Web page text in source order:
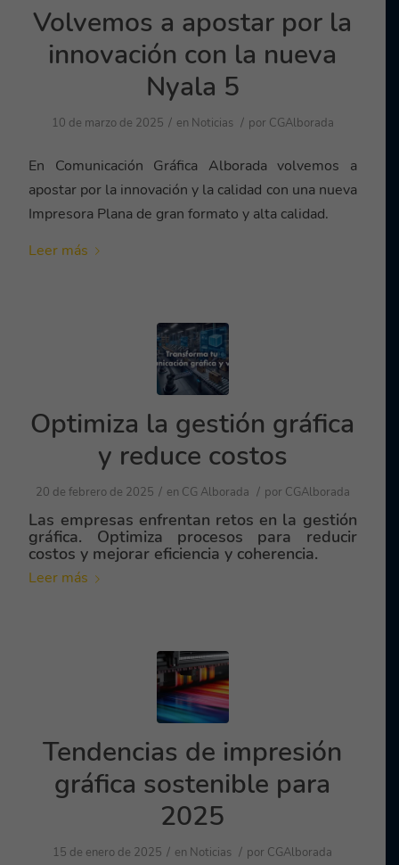
Volvemos a apostar por la
innovación con la nueva
Nyala 5
10 de marzo de 2025 / en Noticias / por CGAlborada
En Comunicación Gráfica Alborada volvemos a
apostar por la innovación y la calidad con una nueva
Impresora Plana de gran formato y alta calidad.
Leer más
Optimiza la gestión gráfica
y reduce costos
20 de febrero de 2025 / en CG Alborada / por CGAlborada
Las empresas enfrentan retos en la gestión
gráfica. Optimiza procesos para reducir
costos y mejorar eficiencia y coherencia.
Leer más
Tendencias de impresión
gráfica sostenible para
2025
15 de enero de 2025 / en Noticias / por CGAlborada